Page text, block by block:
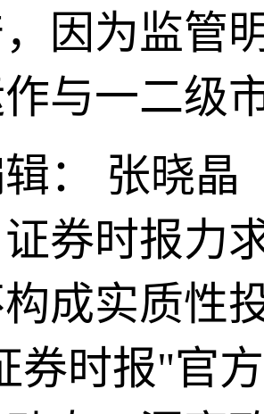
因为监管
与一二级
： 张晓晶
券时报力
成实质性
券时报"官